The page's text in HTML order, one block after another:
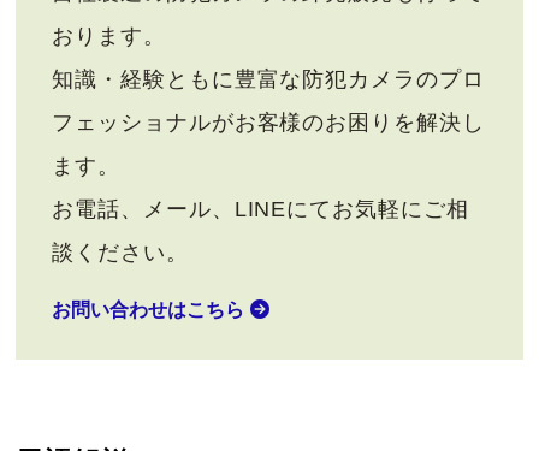
おります。
知識・経験ともに豊富な防犯カメラのプロ
フェッショナルがお客様のお困りを解決し
ます。
お電話、メール、LINEにてお気軽にご相
談ください。
お問い合わせはこちら